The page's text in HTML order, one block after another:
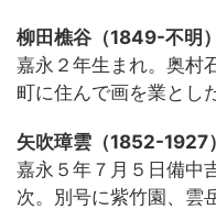
柳田樵谷（1849-不明
嘉永２年生まれ。奥村
町に住んで画を業とし
矢吹璋雲（1852-1927
嘉永５年７月５日備中
次。別号に紫竹園、雲